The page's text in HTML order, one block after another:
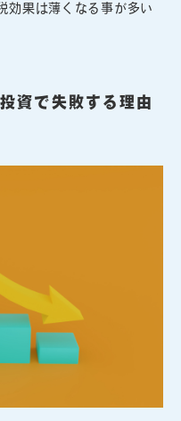
効果は薄くなる事が多い
資で失敗する理由